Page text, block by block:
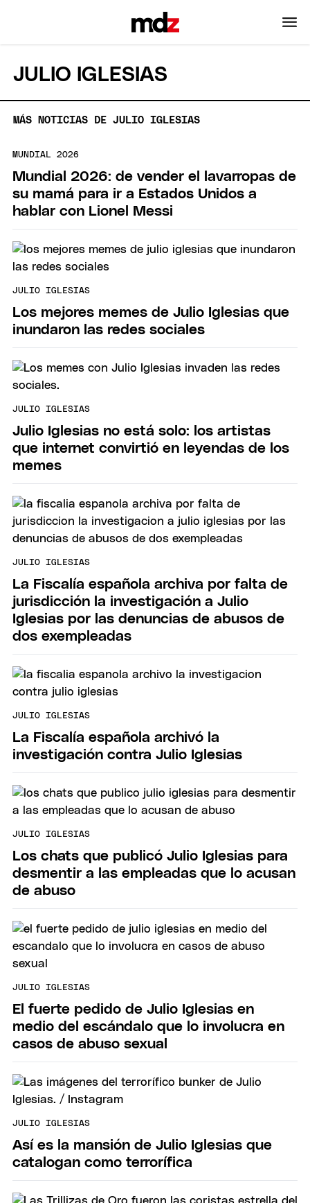
JULIO IGLESIAS
MÁS NOTICIAS DE JULIO IGLESIAS
MUNDIAL 2026
Mundial 2026: de vender el lavarropas de
su mamá para ir a Estados Unidos a
hablar con Lionel Messi
JULIO IGLESIAS
Los mejores memes de Julio Iglesias que
inundaron las redes sociales
JULIO IGLESIAS
Julio Iglesias no está solo: los artistas
que internet convirtió en leyendas de los
memes
JULIO IGLESIAS
La Fiscalía española archiva por falta de
jurisdicción la investigación a Julio
Iglesias por las denuncias de abusos de
dos exempleadas
JULIO IGLESIAS
La Fiscalía española archivó la
investigación contra Julio Iglesias
JULIO IGLESIAS
Los chats que publicó Julio Iglesias para
desmentir a las empleadas que lo acusan
de abuso
JULIO IGLESIAS
El fuerte pedido de Julio Iglesias en
medio del escándalo que lo involucra en
casos de abuso sexual
JULIO IGLESIAS
Así es la mansión de Julio Iglesias que
catalogan como terrorífica